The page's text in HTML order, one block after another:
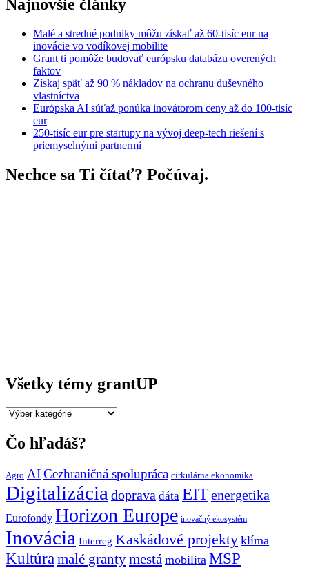
Najnovšie články
Malé a stredné podniky môžu získať až 60-tisíc eur na
inovácie vo vodíkovej mobilite
Grant ti pomôže budovať európsku databázu overených
faktov
Získaj späť až 90 % nákladov na ochranu duševného
vlastníctva
Európska AI súťaž ponúka inovátorom ceny až do 100-tisíc
eur
250-tisíc eur pre startupy na vývoj deep-tech riešení s
priemyselnými partnermi
Nechce sa Ti čítať? Počúvaj.
Všetky témy grantUP
Všetky
grantUP
Čo hľadáš?
Agro AICezhraničná spolupráca cirkulárna ekonomika
Digitalizácia doprava dáta EITenergetika
Eurofondy Horizon Europe inovačný ekosystém
Inovácia Interreg Kaskádové projekty klíma
Kultúra malé grantymestá mobilita MSP